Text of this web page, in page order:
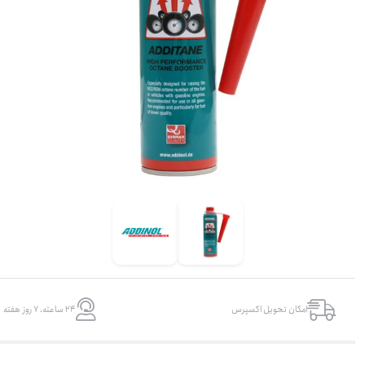
امکان تحویل اکسپرس ۲۴ ساعته، ۷ روز هفته